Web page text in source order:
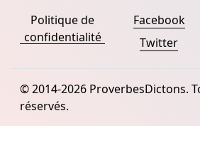
Politique de
confidentialité
Facebook
Twitter
© 2014-2026 ProverbesDictons.
réservés.